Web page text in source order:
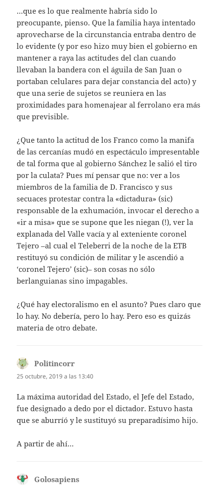
…que es lo que realmente habría sido lo
preocupante, pienso. Que la familia haya intentado
aprovecharse de la circunstancia entraba dentro de
lo evidente (y por eso hizo muy bien el gobierno en
mantener a raya las actitudes del clan cuando
llevaban la bandera con el águila de San Juan o
portaban celulares para dejar constancia del acto) y
que una serie de sujetos se reuniera en las
proximidades para homenajear al ferrolano era más
que previsible.
¿Que tanto la actitud de los Franco como la manifa
de las cercanías mudó en espectáculo impresentable
de tal forma que al gobierno Sánchez le salió el tiro
por la culata? Pues mí pensar que no: ver a los
miembros de la familia de D. Francisco y sus
secuaces protestar contra la «dictadura» (sic)
responsable de la exhumación, invocar el derecho a
«ir a misa» que se supone que les niegan (!), ver la
explanada del Valle vacía y al exteniente coronel
Tejero –al cual el Teleberri de la noche de la ETB
restituyó su condición de militar y le ascendió a
‘coronel Tejero’ (sic)– son cosas no sólo
berlanguianas sino impagables.
¿Qué hay electoralismo en el asunto? Pues claro que
lo hay. No debería, pero lo hay. Pero eso es quizás
materia de otro debate.
Politincorr
25 octubre, 2019 a las 13:40
La máxima autoridad del Estado, el Jefe del Estado,
fue designado a dedo por el dictador. Estuvo hasta
que se aburríó y le sustituyó su preparadísimo hijo.
A partir de ahí…
Golosapiens